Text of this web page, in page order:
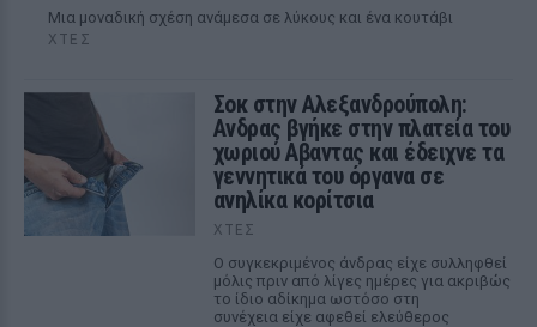
Μια μοναδική σχέση ανάμεσα σε λύκους και ένα κουτάβι
ΧΤΕΣ
Σοκ στην Αλεξανδρούπολη:
Ανδρας βγήκε στην πλατεία του
χωριού Αβαντας και έδειχνε τα
γεννητικά του όργανα σε
ανηλίκα κορίτσια
ΧΤΕΣ
Ο συγκεκριμένος άνδρας είχε συλληφθεί
μόλις πριν από λίγες ημέρες για ακριβώς
το ίδιο αδίκημα ωστόσο στη
συνέχεια είχε αφεθεί ελεύθερος